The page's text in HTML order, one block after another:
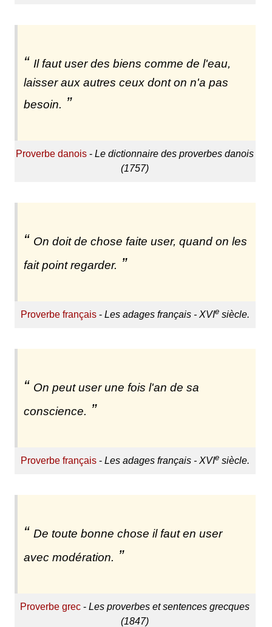
Il faut user des biens comme de l'eau,
laisser aux autres ceux dont on n'a pas
besoin.
Proverbe danois -Le dictionnaire des proverbes danois
(1757)
On doit de chose faite user, quand on les
fait point regarder.
Proverbe français- Les adages français - XVIesiècle.
On peut user une fois l'an de sa
conscience.
Proverbe français- Les adages français - XVIesiècle.
De toute bonne chose il faut en user
avec modération.
Proverbe grec -Les proverbes et sentences grecques
(1847)